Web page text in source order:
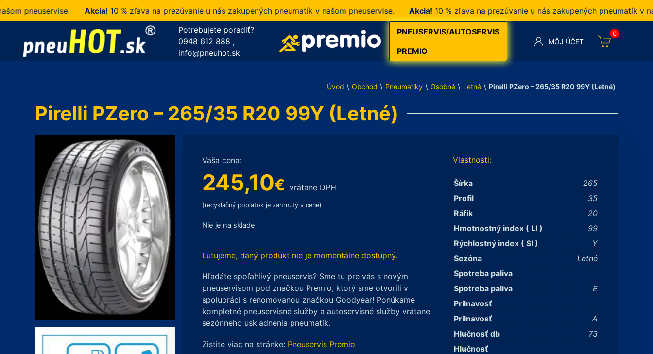
pneuservise. Akcia!10 % zľava na prezúvanie u nás zakupených pneumatík v našom pneuservise. Akcia!10 % zľava na prezúvanie u nás zakupených pneumatík v našom
Potrebujete poradiť?
0948 612 888 ,
info@pneuhot.sk
PNEUSERVIS/AUTOSERVIS
PREMIO
MÔJ ÚČET
0
Úvod \ Obchod \ Pneumatiky \ Osobné \ Letné \ Pirelli PZero – 265/35 R20 99Y (Letné)
Pirelli PZero – 265/35 R20 99Y (Letné)
Vaša cena:
245,10€ vrátane DPH
(recyklačný poplatok je zahrnutý v cene)
Nie je na sklade
Ľutujeme, daný produkt nie je momentálne dostupný.
Hľadáte spoľahlivý pneuservis? Sme tu pre vás s novým
pneuservisom pod značkou Premio, ktorý sme otvorili v
spolupráci s renomovanou značkou Goodyear! Ponúkame
kompletné pneuservisné služby a autoservisné služby vrátane
sezónneho uskladnenia pneumatík.
Zistite viac na stránke: Pneuservis Premio
Vlastnosti:
Šírka
265
Profil
35
Ráfik
20
Hmotnostný index ( LI )
99
Rýchlostný index ( SI )
Y
Sezóna
Letné
Spotreba paliva
Spotreba paliva
E
Prilnavosť
Prilnavosť
A
Hlučnosť db
73
Hlučnosť